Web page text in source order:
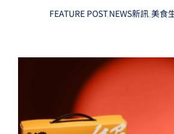
FEATURE POST,NEWS新訊,美食